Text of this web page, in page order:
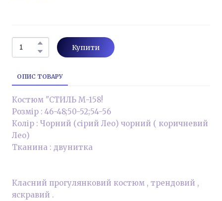
Купити
ОПИС ТОВАРУ
Костюм "СТИЛЬ М-158!
Розмір : 46-48;50-52;54-56
Колір : Чорний (сірий Лео) чорний ( коричневий
Лео)
Тканина : двунитка
Класний прогулянковий костюм , трендовий ,
яскравий .